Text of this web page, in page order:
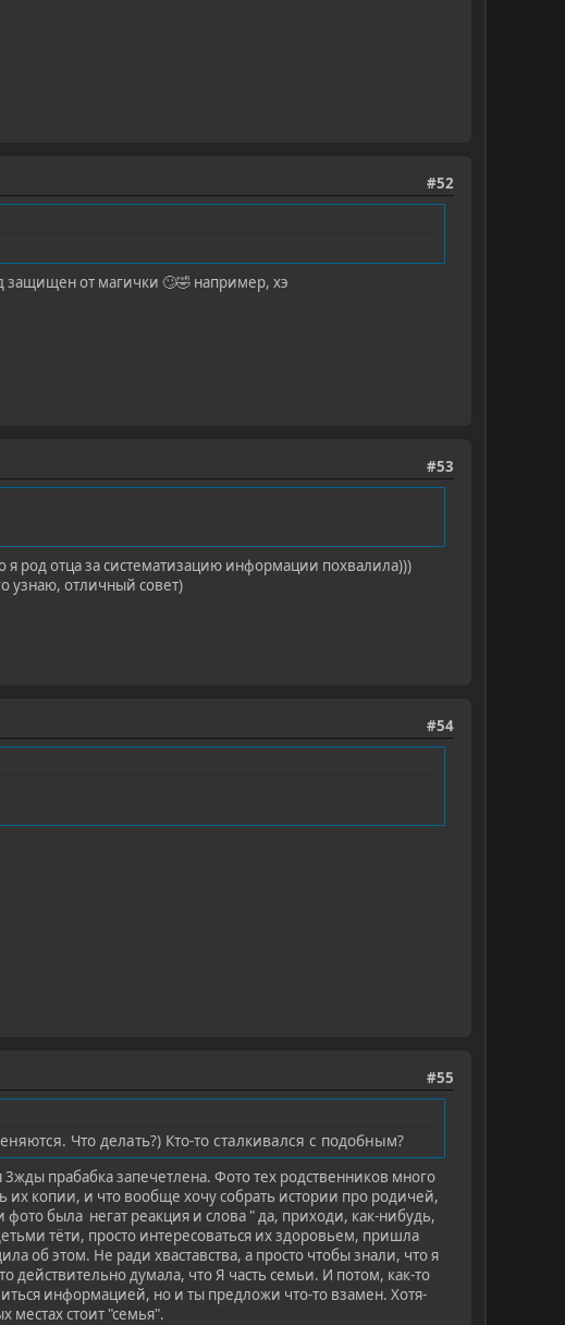
#52
защищен от магички 🙄🤣 например, хэ
#53
род отца за систематизацию информации похвалила)))
узнаю, отличный совет)
#54
#55
Что делать?) Кто-то сталкивался с подобным?
прабабка запечетлена. Фото тех родственников много
их копии, и что вообще хочу собрать истории про родичей,
была негат реакция и слова " да, приходи, как-нибудь,
тёти, просто интересоваться их здоровьем, пришла
об этом. Не ради хваставства, а просто чтобы знали, что я
действительно думала, что Я часть семьи. И потом, как-то
информацией, но и ты предложи что-то взамен. Хотя-
местах стоит "семья".